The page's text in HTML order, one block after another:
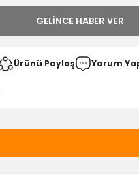
GELINCE HABER VER
Ürünü Paylaş Yorum